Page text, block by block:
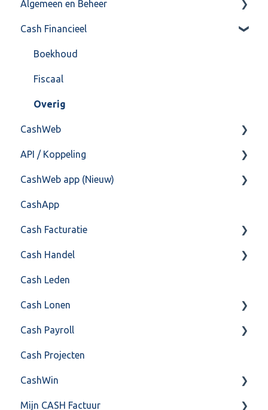
Algemeen en Beheer
Bank(koppeling)
Import/Export
Postbus
Training & Consultancy
Overig
Cash Financieel
Boekhoud
Fiscaal
Overig
CashWeb
CashHero Layout
Mailen vanuit CASHWeb
Algemeen gebruik
API / Koppeling
Algemeen
Api 3.0 (SOAP API)
API 4.0 (REST API)
CashWeb app (Nieuw)
Veel gestelde vragen
CashApp
Cash Facturatie
Factureren
Instellingen
Algemeen
Formulierlayout
Cash Handel
Inkoop
Verkoop
Voorraad
Overig
VoorraadService & Onderhoud
Cash Leden
Cash Lonen
Algemeen
Inrichting
Jaarafsluiting
Salarisberekening
Cash Payroll
Aangifte
Algemeen
Basis Training
Cash Projecten
CashWin
Overig
Mijn CASH Factuur